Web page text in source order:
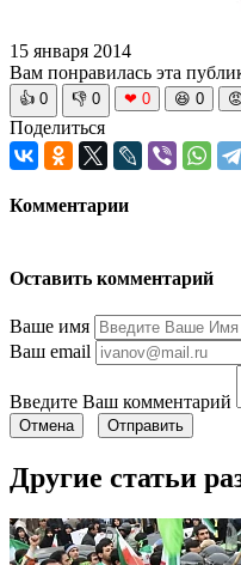
15 января 2014
Вам понравилась эта
👍 0 👎 0 ❤ 0 😆 0
Поделиться
Комментарии
Оставить комментарий
Ваше имя
Ваш email
Введите Ваш комментарий
Отмена Отправить
Другие статьи